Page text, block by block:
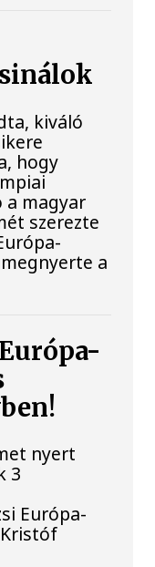
kiváló
hogy
a magyar
szerezte
a
nyert
3
Európa-